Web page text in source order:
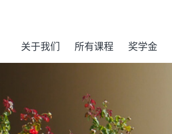
关于我们 所有课程 奖学金